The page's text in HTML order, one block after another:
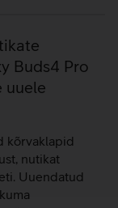
Buds4 Pro
uuele
kõrvaklapid
nutikat
Uuendatud